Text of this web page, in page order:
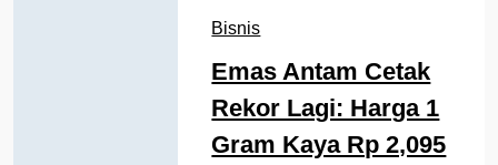
Bisnis
Emas Antam Cetak
Rekor Lagi: Harga 1
Gram Kaya Rp 2,095